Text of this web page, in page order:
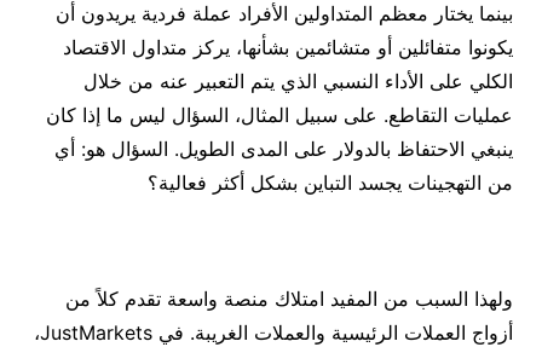
بينما يختار معظم المتداولين الأفراد عملة فردية يريدون أن
يكونوا متفائلين أو متشائمين بشأنها، يركز متداول الاقتصاد
الكلي على الأداء النسبي الذي يتم التعبير عنه من خلال
عمليات التقاطع. على سبيل المثال، السؤال ليس ما إذا كان
ينبغي الاحتفاظ بالدولار على المدى الطويل. السؤال هو: أي
من التهجينات يجسد التباين بشكل أكثر فعالية؟
ولهذا السبب من المفيد امتلاك منصة واسعة تقدم كلاً من
أزواج العملات الرئيسية والعملات الغريبة. في JustMarkets،